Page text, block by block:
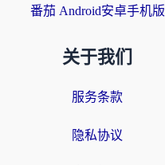
番茄 Android安卓手机版
关于我们
服务条款
隐私协议